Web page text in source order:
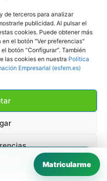
de terceros para analizar
publicidad. Al pulsar el
cookies. Puede obtener más
el botón "Ver preferencias"
botón “Configurar”. También
las cookies en nuestra Política
Empresarial (esfem.es)
de privacidad
Habla con una asesora
era: 490,00 €.
actual es: 98,00 €.
Matricularme
en red
por el Ministerio
Externa —